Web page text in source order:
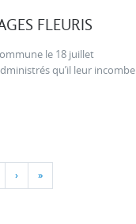
FLEURIS
le 18 juillet
qu’il leur incombe
› »